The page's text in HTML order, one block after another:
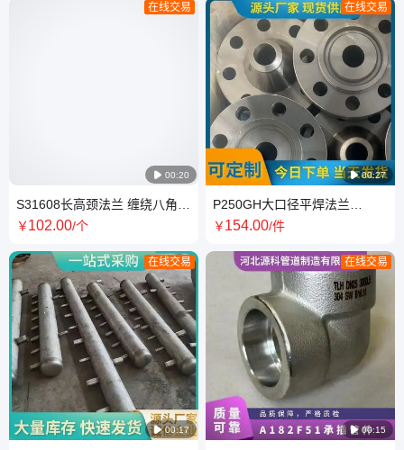
 00:20
在线交易
S31608长高颈法兰 缠绕八角垫
片 整体锻制保超声
￥102.00/个
 00:17
在线交易
 00:27
在线交易
P250GH大口径平焊法兰
EN1091-1标准酸性抗硫盲板焊
￥154.00/件
 00:15
在线交易